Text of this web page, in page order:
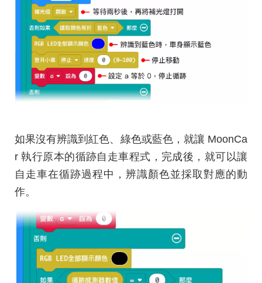
如果沒有辨識到紅色、綠色或藍色，就讓 MoonCa
r 執行原本的循跡自走車程式，完成後，就可以讓
自走車在循跡過程中，辨識顏色並採取對應的動
作。